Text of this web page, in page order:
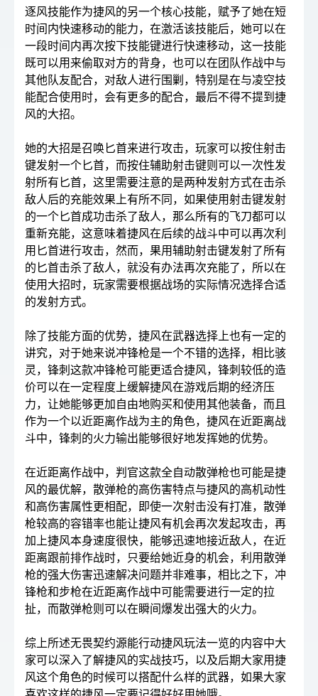
逐风技能作为捷风的另一个核心技能，赋予了她在短
时间内快速移动的能力，在激活该技能后，她可以在
一段时间内再次按下技能键进行快速移动，这一技能
既可以用来偷取对方的背身，也可以在团队作战中与
其他队友配合，对敌人进行围剿，特别是在与凌空技
能配合使用时，会有更多的配合，最后不得不提到捷
风的大招。
她的大招是召唤匕首来进行攻击，玩家可以按住射击
键发射一个匕首，而按住辅助射击键则可以一次性发
射所有匕首，这里需要注意的是两种发射方式在击杀
敌人后的充能效果上有所不同，如果使用射击键发射
的一个匕首成功击杀了敌人，那么所有的飞刀都可以
重新充能，这意味着捷风在后续的战斗中可以再次利
用匕首进行攻击，然而，果用辅助射击键发射了所有
的匕首击杀了敌人，就没有办法再次充能了，所以在
使用大招时，玩家需要根据战场的实际情况选择合适
的发射方式。
除了技能方面的优势，捷风在武器选择上也有一定的
讲究，对于她来说冲锋枪是一个不错的选择，相比骇
灵，锋刺这款冲锋枪可能更适合捷风，锋刺较低的造
价可以在一定程度上缓解捷风在游戏后期的经济压
力，让她能够更加自由地购买和使用其他装备，而且
作为一个以近距离作战为主的角色，捷风在近距离战
斗中，锋刺的火力输出能够很好地发挥她的优势。
在近距离作战中，判官这款全自动散弹枪也可能是捷
风的最优解，散弹枪的高伤害特点与捷风的高机动性
和高伤害属性更相配，即使一次射击没有打准，散弹
枪较高的容错率也能让捷风有机会再次发起攻击，再
加上捷风本身速度很快，能够迅速地接近敌人，在近
距离跟前排作战时，只要给她近身的机会，利用散弹
枪的强大伤害迅速解决问题并非难事，相比之下，冲
锋枪和步枪在近距离作战中可能需要进行一定的拉
扯，而散弹枪则可以在瞬间爆发出强大的火力。
综上所述无畏契约源能行动捷风玩法一览的内容中大
家可以深入了解捷风的实战技巧，以及后期大家用捷
风这个角色的时候可以搭配什么样的武器，如果大家